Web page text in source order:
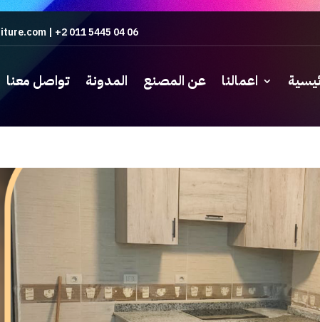
| +2 011 5445 04 06
اعمالنا عن المصنع المدونة تواصل معنا